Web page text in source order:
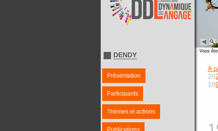
DENDY
Présentation
Participants
Thèmes et actions
Publications
Vous
A
20
19